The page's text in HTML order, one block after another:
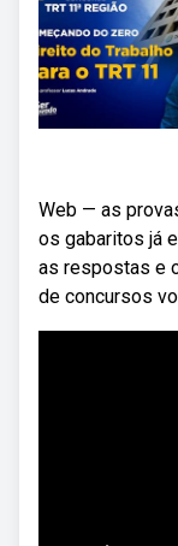
Web — as
os gabaritos já
as respostas e
de concursos